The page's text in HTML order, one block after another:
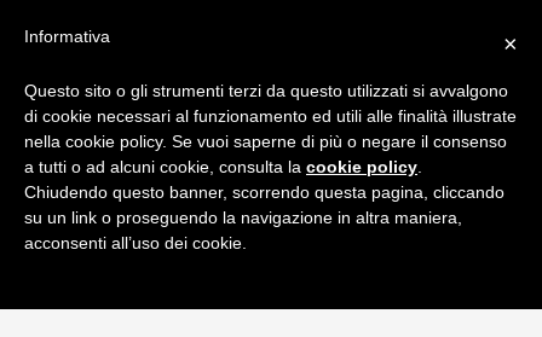
×
Informativa
Questo sito o gli strumenti terzi da questo utilizzati si avvalgono
di cookie necessari al funzionamento ed utili alle finalità illustrate
nella cookie policy. Se vuoi saperne di più o negare il consenso
a tutti o ad alcuni cookie, consulta la cookie policy
Chiudendo questo banner, scorrendo questa pagina, cliccando
su un link o proseguendo la navigazione in altra maniera,
acconsenti all’uso dei cookie.